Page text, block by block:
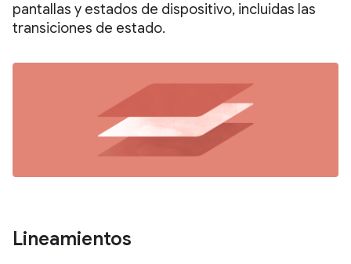
pantallas y estados de dispositivo, incluidas las
transiciones de estado.
Lineamientos